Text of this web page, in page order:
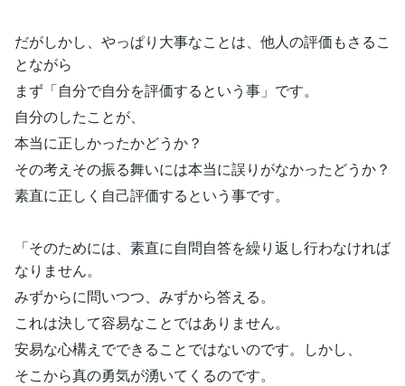
だがしかし、やっぱり大事なことは、他人の評価もさるこ
とながら
まず「自分で自分を評価するという事」です。
自分のしたことが、
本当に正しかったかどうか？
その考えその振る舞いには本当に誤りがなかったどうか？
素直に正しく自己評価するという事です。
「そのためには、素直に自問自答を繰り返し行わなければ
なりません。
みずからに問いつつ、みずから答える。
これは決して容易なことではありません。
安易な心構えでできることではないのです。しかし、
そこから真の勇気が湧いてくるのです。